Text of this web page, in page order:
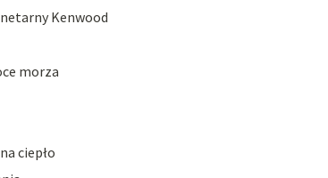
Kenwood
morza
ciepło